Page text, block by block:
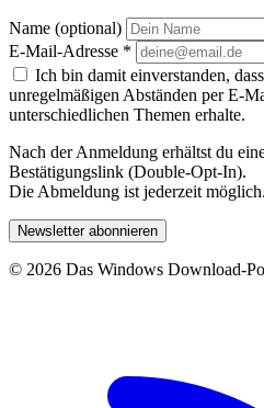
Name (optional)
E-Mail-Adresse *
Ich bin damit einverstanden,
unregelmäßigen Abständen per E-
unterschiedlichen Themen erhalte.
Nach der Anmeldung erhältst du
Bestätigungslink (Double-Opt-In).
Die Abmeldung ist jederzeit möglich.
Newsletter abonnieren
© 2026 Das Windows Download-